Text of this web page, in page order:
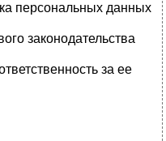
персональных данных
законодательства
за ее